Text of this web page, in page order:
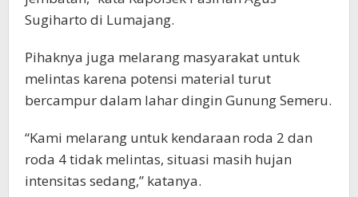
Sugiharto di Lumajang.
Pihaknya juga melarang masyarakat untuk
melintas karena potensi material turut
bercampur dalam lahar dingin Gunung Semeru.
“Kami melarang untuk kendaraan roda 2 dan
roda 4 tidak melintas, situasi masih hujan
intensitas sedang,” katanya.